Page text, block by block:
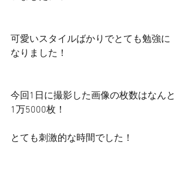
可愛いスタイルばかりでとても勉強に
なりました！
今回1日に撮影した画像の枚数はなんと
1万5000枚！
とても刺激的な時間でした！